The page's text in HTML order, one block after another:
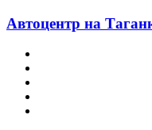
Автоцентр на